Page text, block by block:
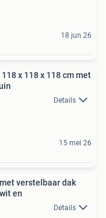
18 jun 26
x 118 x 118 cm met
Details
15 mei 26
verstelbaar dak
en
Details